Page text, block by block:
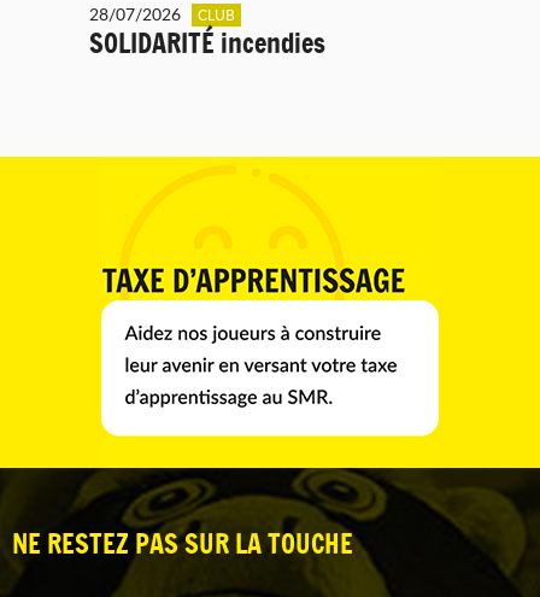
28/07/2026 CLUB
SOLIDARITÉ incendies
NE RESTEZ PAS SUR LA TOUCHE